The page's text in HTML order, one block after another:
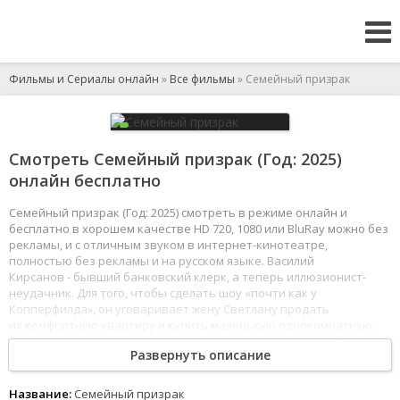
Фильмы и Сериалы онлайн » Все фильмы » Семейный призрак
Смотреть Семейный призрак (Год: 2025)
онлайн бесплатно
Семейный призрак (Год: 2025) смотреть в режиме онлайн и
бесплатно в хорошем качестве HD 720, 1080 или BluRay можно без
рекламы, и с отличным звуком в интернет-кинотеатре,
полностью без рекламы и на русском языке. Василий
Кирсанов - бывший банковский клерк, а теперь иллюзионист-
неудачник. Для того, чтобы сделать шоу «почти как у
Копперфилда», он уговаривает жену Светлану продать
Но шоу провалилось, а Светлане и двум детям чрезвычайно
тесно в однушке, и жена требует срочно решить жилищный
вопрос. В поисках квартиры Кирсанов случайно натыкается
на крайне выгодное объявление и на деньги от продажи своей
Развернуть описание
Название: Семейный призрак